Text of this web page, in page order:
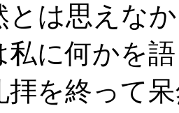
とは思えな
私に何かを
拝を終って